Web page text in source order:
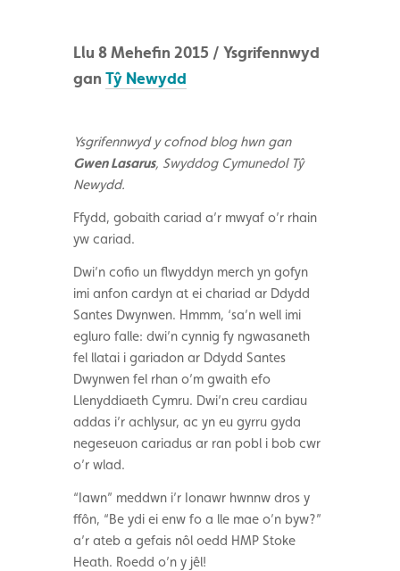
Llu 8 Mehefin 2015 / Ysgrifennwyd
gan Tŷ Newydd
Ysgrifennwyd y cofnod blog hwn gan
Gwen Lasarus, Swyddog Cymunedol Tŷ
Newydd.
Ffydd, gobaith cariad a’r mwyaf o’r rhain
yw cariad.
Dwi’n cofio un flwyddyn merch yn gofyn
imi anfon cardyn at ei chariad ar Ddydd
Santes Dwynwen. Hmmm, ‘sa’n well imi
egluro falle: dwi’n cynnig fy ngwasaneth
fel llatai i gariadon ar Ddydd Santes
Dwynwen fel rhan o’m gwaith efo
Llenyddiaeth Cymru. Dwi’n creu cardiau
addas i’r achlysur, ac yn eu gyrru gyda
negeseuon cariadus ar ran pobl i bob cwr
o’r wlad.
“Iawn” meddwn i’r Ionawr hwnnw dros y
ffôn, “Be ydi ei enw fo a lle mae o’n byw?”
a’r ateb a gefais nôl oedd HMP Stoke
Heath. Roedd o’n y jêl!